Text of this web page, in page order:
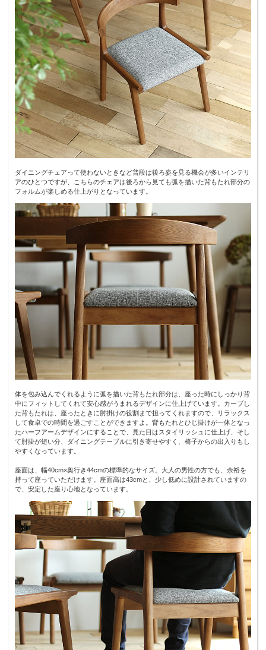
ダイニングチェアって使わないときなど普段は後ろ姿を見る機会が多いインテリ
アのひとつですが、こちらのチェアは後ろから見ても弧を描いた背もたれ部分の
フォルムが楽しめる仕上がりとなっています。
体を包み込んでくれるように弧を描いた背もたれ部分は、座った時にしっかり背
中にフィットしてくれて安心感がうまれるデザインに仕上げています。カーブし
た背もたれは、座ったときに肘掛けの役割まで担ってくれますので、リラックス
して食卓での時間を過ごすことができますよ。背もたれとひじ掛けが一体となっ
たハーフアームデザインにすることで、見た目はスタイリッシュに仕上げ、そし
て肘掛が短い分、ダイニングテーブルに引き寄せやすく、椅子からの出入りもし
やすくなっています。
座面は、幅40cm×奥行き44cmの標準的なサイズ。大人の男性の方でも、余裕を
持って座っていただけます。座面高は43cmと、少し低めに設計されていますの
で、安定した座り心地となっています。